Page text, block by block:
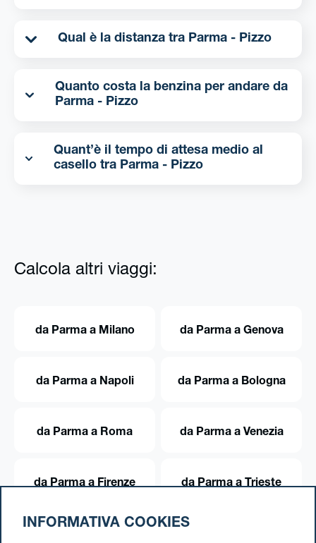
Qual è la distanza tra Parma - Pizzo
Quanto costa la benzina per andare da
Parma - Pizzo
Quant’è il tempo di attesa medio al
casello tra Parma - Pizzo
Calcola altri viaggi:
da Parma a Milano da Parma a Genova
da Parma a Napoli da Parma a Bologna
da Parma a Roma da Parma a Venezia
da Parma a Firenze da Parma a Trieste
INFORMATIVA COOKIES